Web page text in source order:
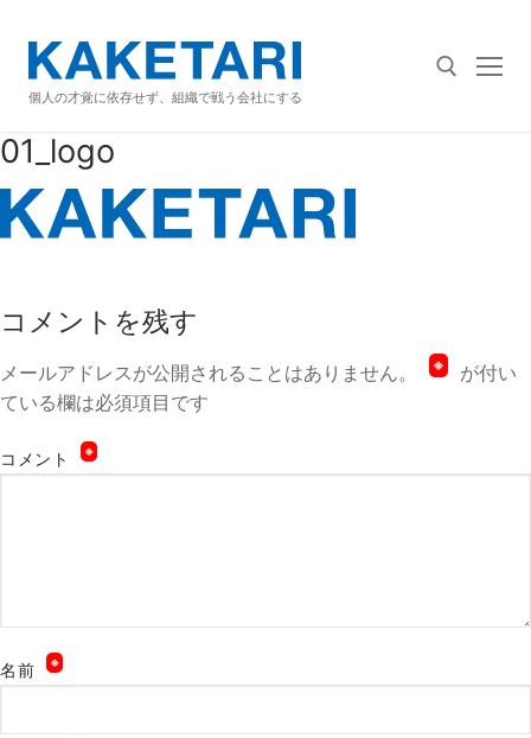
へ
ス
キ
個人の才覚に依存せず、組織で戦う会社にする
01_logo
コメントを残す
メールアドレスが公開されることはありません。 ※
が付い
ている欄は必須項目です
コメント ※
名前 ※